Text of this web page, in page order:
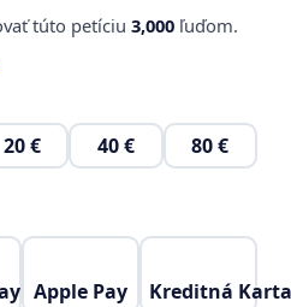
túto petíciu 3,000 ľuďom.
20 € 40 € 80 €
Apple Pay Kreditná Karta